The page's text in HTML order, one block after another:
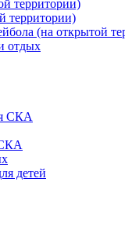
территории)
территории)
(на открытой
отдых
СКА
детей